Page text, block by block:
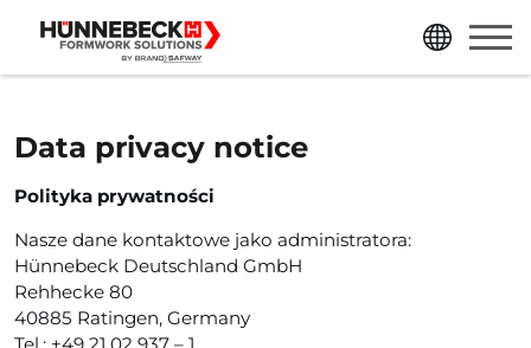
bezpośrednio do treści strony
bezpośrednio do menu głównego
Data privacy notice
Polityka prywatności
Nasze dane kontaktowe jako administratora:
Hünnebeck Deutschland GmbH
Rehhecke 80
40885 Ratingen, Germany